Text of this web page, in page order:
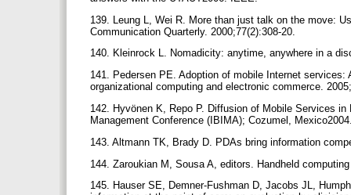
139. Leung L, Wei R. More than just talk on the move:
Communication Quarterly. 2000;77(2):308-20.
140. Kleinrock L. Nomadicity: anytime, anywhere in a
141. Pedersen PE. Adoption of mobile Internet
organizational computing and electronic commerce.
142. Hyvönen K, Repo P. Diffusion of Mobile Services
Management Conference (IBIMA); Cozumel,
143. Altmann TK, Brady D. PDAs bring information
144. Zaroukian M, Sousa A, editors. Handheld
145. Hauser SE, Demner-Fushman D, Jacobs JL,